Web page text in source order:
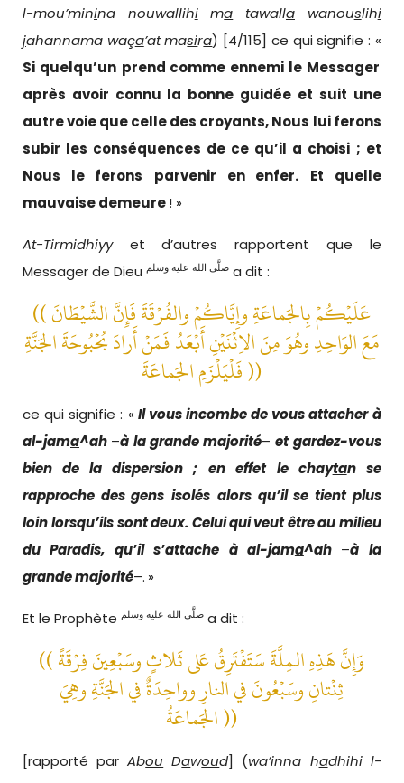
l-mou’minina nouwallihima tawallawanouslihi
jahannama waça’at masira) [4/115] ce qui signifie : «
Si quelqu’un prend comme ennemi le Messager
après avoir connu la bonne guidée et suit une
autre voie quecelledes croyants, Nous lui ferons
subir les conséquences de ce qu’il a choisi ; et
Nous le ferons parvenir en enfer. Et quelle
mauvaise demeure! »
At-Tirmidhiyyet d’autres rapportent que le
Messager de Dieu صلَّى الله عليه وسلم a dit :
(( عَلَيْكُمْ بِالجَماعَةِ وإِيَّاكُمْ والفُرْقَةَ فَإِنَّ الشَّيْطَانَ
مَعَ الوَاحِدِ وهُوَ مِنَ الاِثْنَيْنِ أَبْعَدُ فَمَنْ أَرادَ بُحْبُوحَةَ الجَنَّةِ
فَلْيَلْزَمِ الجَماعَةَ))
ce qui signifie : « Il vous incombe de vous attacherà
al-jama^ah –à la grande majorité–et gardez-vous
bien de la dispersion; en effetle chaytan se
rapproche des gens isolés alors qu’il se tient plus
loin lorsqu’ilssont deux. Celui qui veutêtre au milieu
du Paradis, qu’il s’attache à al-jama^ah –à la
grande majorité–. »
Et le Prophète صلَّى الله عليه وسلم a dit :
(( وَإِنَّ هَذِهِ الـمِلَّةَ سَتَفْتَرِقُ عَلى ثَلاثٍ وسَبْعِينَ فِرْقَةً
ثِنْتانِ وسَبْعُونَ في النارِ وواحِدَةٌ في الجَنَّةِ وهِيَ
الجَماعَةُ ))
[rapporté parAbou Dawoud] (wa’inna hadhihi l-